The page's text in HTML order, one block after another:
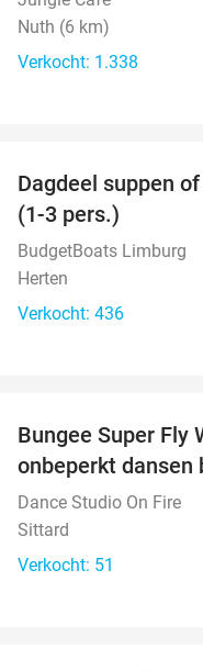
Nuth (6 km)
Verkocht: 1.338
Dagdeel suppen
(1-3 pers.)
BudgetBoats Limburg
Herten
Verkocht: 436
Bungee Super Fly
onbeperkt dansen
Dance Studio On Fire
Sittard
Verkocht: 51